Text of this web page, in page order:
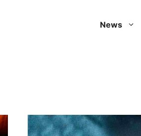
News